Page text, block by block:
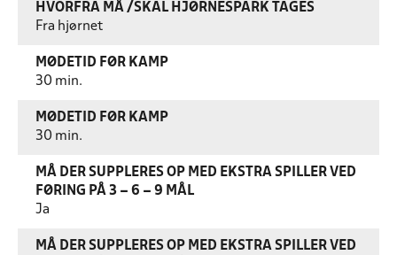
HVORFRA MÅ /SKAL HJØRNESPARK TAGES
Fra hjørnet
MØDETID FØR KAMP
30 min.
MØDETID FØR KAMP
30 min.
MÅ DER SUPPLERES OP MED EKSTRA SPILLER VED
FØRING PÅ 3 – 6 – 9 MÅL
Ja
MÅ DER SUPPLERES OP MED EKSTRA SPILLER VED